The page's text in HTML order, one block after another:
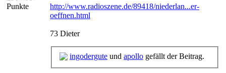
Punkte
http://www.radioszene.de/89418/niederlan...er-
oeffnen.html
73 Dieter
ingodergute und apollo gefällt der Beitrag.